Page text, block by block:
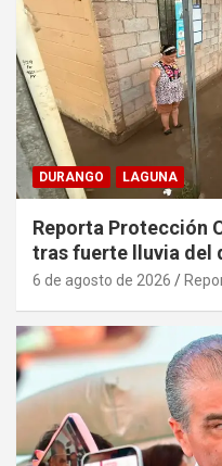
DURANGO LAGUNA
Reporta Protección
tras fuerte lluvia del
6 de agosto de 2026